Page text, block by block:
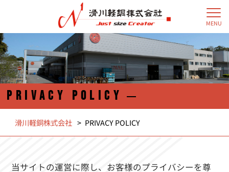
MENU
PRIVACY POLICY
滑川軽銅株式会社 > PRIVACY POLICY
当サイトの運営に際し、お客様のプライバシーを尊